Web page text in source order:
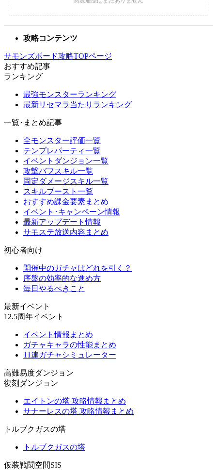
攻略コンテンツ
サモンズボード攻略TOPページ
おすすめ記事
ランキング
最強モンスターランキング
最新リセマラ当たりランキング
一覧･まとめ記事
全モンスター評価一覧
テンプレパーティ一覧
イベントダンジョン一覧
攻撃バフスキル一覧
固定ダメージスキル一覧
スキルブースト一覧
おすすめ課金要素まとめ
イベント･キャンペーン情報
最新アップデート情報
サモステ放送内容まとめ
初心者向け
開催中のガチャはどれを引く？
序盤の効率的な進め方
毎日やるべきこと
最新イベント
12.5周年イベント
イベント情報まとめ
ガチャキャラの性能まとめ
11連ガチャシミュレーター
高難易度ダンジョン
復刻ダンジョン
エイトンの塔 攻略情報まとめ
サナーレスの塔 攻略情報まとめ
トルブクガスの塔
トルブクガスの塔
仮装戦闘空間SIS